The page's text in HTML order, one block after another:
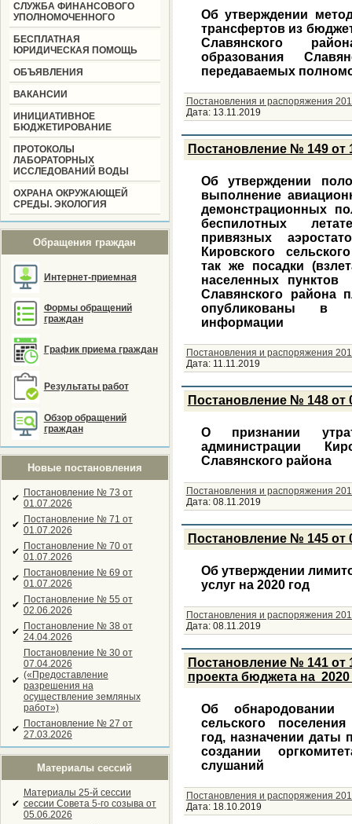
СЛУЖБА ФИНАНСОВОГО
УПОЛНОМОЧЕННОГО
БЕСПЛАТНАЯ
ЮРИДИЧЕСКАЯ ПОМОЩЬ
ОБЪЯВЛЕНИЯ
ВАКАНСИИ
ИНИЦИАТИВНОЕ
БЮДЖЕТИРОВАНИЕ
ПРОТОКОЛЫ
ЛАБОРАТОРНЫХ
ИССЛЕДОВАНИЙ ВОДЫ
ОХРАНА ОКРУЖАЮЩЕЙ
СРЕДЫ. ЭКОЛОГИЯ
Обращения граждан
Интернет-приемная
Формы обращений
граждан
График приема граждан
Результаты работ
Обзор обращений
граждан
Новые постановления
✔ Постановление № 73 от
01.07.2026
✔ Постановление № 71 от
01.07.2026
✔ Постановление № 70 от
01.07.2026
✔ Постановление № 69 от
01.07.2026
✔ Постановление № 55 от
02.06.2026
✔ Постановление № 38 от
24.04.2026
✔
Постановление № 30 от
07.04.2026
(«Предоставление
разрешения на
осуществление земляных
работ»)
✔ Постановление № 27 от
27.03.2026
Материалы сессий
✔
Материалы 25-й сессии
сессии Совета 5-го созыва от
05.06.2026
Об утверждении
трансфертов из
Славянского
образования
передаваемых
Постановления и распоряжения
Дата: 13.11.2019
Постановление № 149 от
Об утверждении
выполнение
демонстрационных
беспилотных
привязных
Кировского
так же посадки
населенных пунктов
Славянского района
опубликованы в
информации
Постановления и распоряжения
Дата: 11.11.2019
Постановление № 148 от
О признании
администрации
Славянского района
Постановления и распоряжения
Дата: 08.11.2019
Постановление № 145 от
Об утверждении
услуг на 2020 год
Постановления и распоряжения
Дата: 08.11.2019
Постановление № 141 от
проекта бюджета на 2020
Об обнародовании
сельского
год, назначении даты
создании
слушаний
Постановления и распоряжения
Дата: 18.10.2019